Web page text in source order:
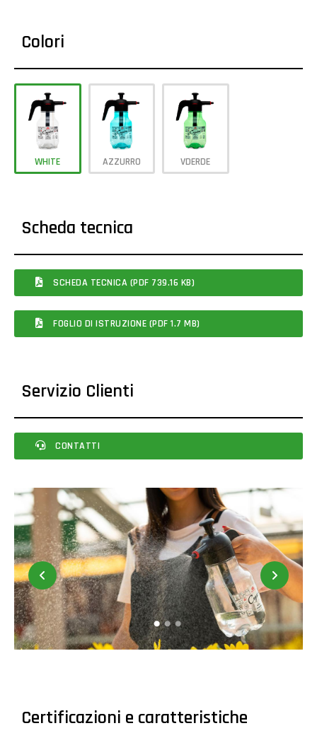
Colori
WHITE AZZURRO VDERDE
Scheda tecnica
SCHEDA TECNICA (PDF 739.16 KB)
FOGLIO DI ISTRUZIONE (PDF 1.7 MB)
Servizio Clienti
CONTATTI
Certificazioni e caratteristiche